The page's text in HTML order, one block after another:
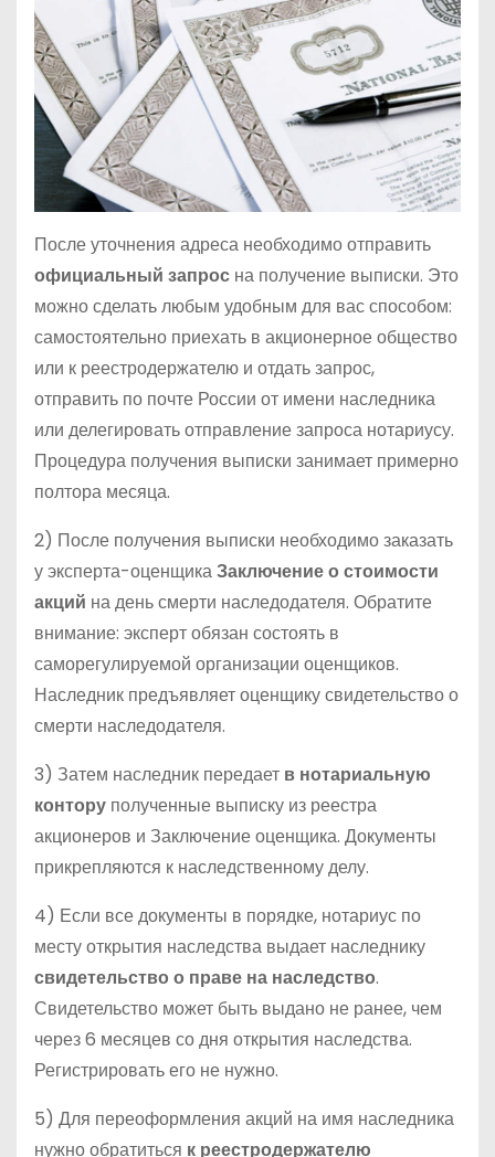
После уточнения адреса необходимо отправить
официальный запрос на получение выписки. Это
можно сделать любым удобным для вас способом:
самостоятельно приехать в акционерное общество
или к реестродержателю и отдать запрос,
отправить по почте России от имени наследника
или делегировать отправление запроса нотариусу.
Процедура получения выписки занимает примерно
полтора месяца.
2) После получения выписки необходимо заказать
у эксперта-оценщикаЗаключение о стоимости
акций на день смерти наследодателя. Обратите
внимание: эксперт обязан состоять в
саморегулируемой организации оценщиков.
Наследник предъявляет оценщику свидетельство о
смерти наследодателя.
3) Затем наследник передает в нотариальную
контору полученные выписку из реестра
акционеров и Заключение оценщика. Документы
прикрепляются к наследственному делу.
4) Если все документы в порядке, нотариус по
месту открытия наследства выдает наследнику
свидетельство о праве на наследство.
Свидетельство может быть выдано не ранее, чем
через 6 месяцев со дня открытия наследства.
Регистрировать его не нужно.
5) Для переоформления акций на имя наследника
нужно обратиться к реестродержателю